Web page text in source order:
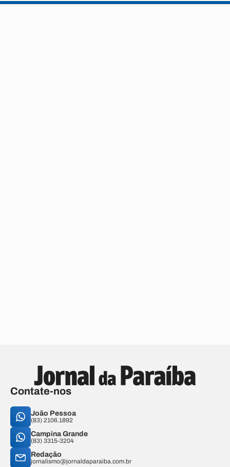
Contate-nos
João Pessoa
(83) 2106.1892
Campina Grande
(83) 3315-3204
Redação
jornalismo@jornaldaparaiba.com.br